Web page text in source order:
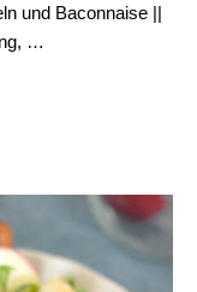
und Baconnaise ||
…